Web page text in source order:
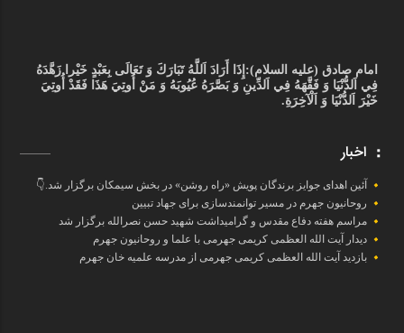
امام صادق (علیه السلام): إِذَا أَرَادَ اَللَّهُ تَبَارَكَ وَ تَعَالَى بِعَبْدٍ خَيْرا زَهَّدَهُ
فِي اَلدُّنْيَا وَ فَقَّهَهُ فِي اَلدِّينِ وَ بَصَّرَهُ عُيُوبَهُ وَ مَنْ أُوتِيَ هَذَا فَقَدْ أُوتِيَ
خَيْرَ اَلدُّنْيَا وَ اَلْآخِرَةِ.
اخبار
آئین اهدای جوایز برندگان پویش «راه روشن» در بخش سیمکان برگزار شد.👇
روحانیون جهرم در مسیر توانمندسازی برای جهاد تبیین
مراسم هفته دفاع مقدس و گرامیداشت شهید حسن نصرالله برگزار شد
دیدار آیت الله العظمی کریمی جهرمی با علما و روحانیون جهرم
بازدید آیت الله العظمی کریمی جهرمی از مدرسه علمیه خان جهرم